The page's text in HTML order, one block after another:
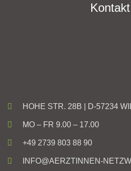
Kontakt
HOHE STR. 28B | D-57234
MO – FR 9.00 – 17.00
+49 2739 803 88 90
INFO@AERZTINNEN-